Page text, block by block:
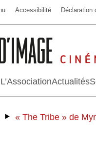
Accessibilité Déclaration
L’AssociationActualités
‣ « The Tribe » de